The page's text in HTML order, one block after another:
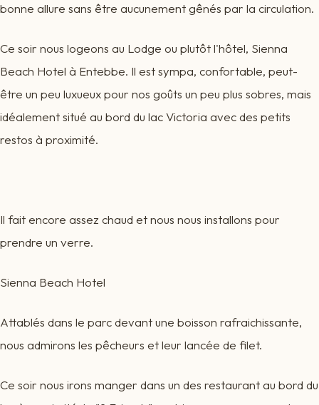
bonne allure sans être aucunement gênés par la circulation.
Ce soir nous logeons au Lodge ou plutôt l'hôtel, Sienna
Beach Hotel à Entebbe. Il est sympa, confortable, peut-
être un peu luxueux pour nos goûts un peu plus sobres, mais
idéalement situé au bord du lac Victoria avec des petits
restos à proximité.
Il fait encore assez chaud et nous nous installons pour
prendre un verre.
Sienna Beach Hotel
Attablés dans le parc devant une boisson rafraichissante,
nous admirons les pêcheurs et leur lancée de filet.
Ce soir nous irons manger dans un des restaurant au bord du